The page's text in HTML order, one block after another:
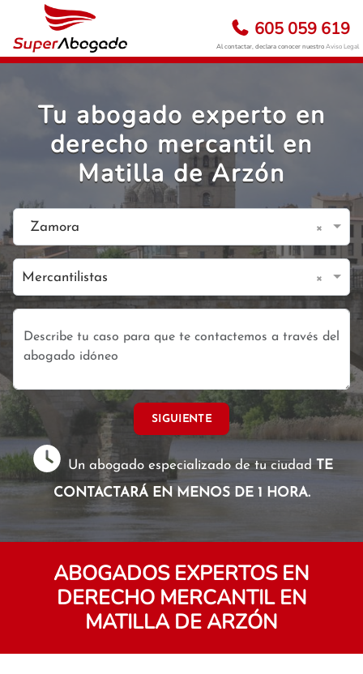
605 059 619
Al contactar, declara conocer nuestroAviso Legal
Tu abogado experto en
derecho mercantil en
Matilla de Arzón
Zamora ×
Mercantilistas ×
SIGUIENTE
Un abogado especializado de tu ciudadTE
CONTACTARÁ EN MENOS DE 1 HORA.
ABOGADOS EXPERTOS EN
DERECHO MERCANTIL EN
MATILLA DE ARZÓN